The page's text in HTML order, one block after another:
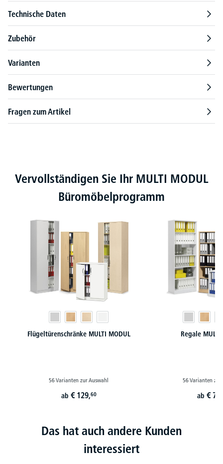
Technische Daten
Zubehör
Varianten
Bewertungen
Fragen zum Artikel
Produktgalerie überspringen
Vervollständigen Sie Ihr MULTI MODUL
Büromöbelprogramm
Flügeltürenschränke MULTI MODUL
56 Varianten zur Auswahl
ab € 129,60
Regale MULTI
56 Varianten zur
ab € 78,
Das hat auch andere Kunden
interessiert